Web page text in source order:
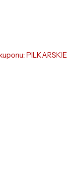
PILKARSKIE